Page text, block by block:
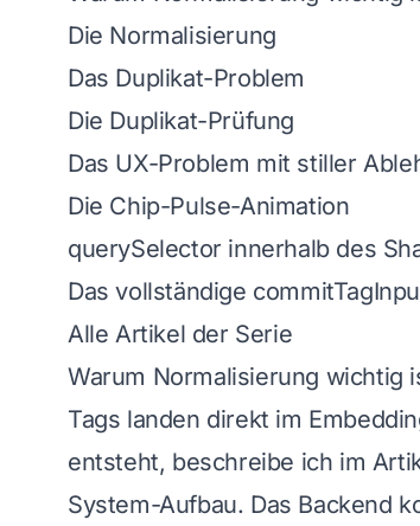
Die Normalisierung
Das Duplikat-Problem
Die Duplikat-Prüfung
Das UX-Problem mit stiller
Die Chip-Pulse-Animation
querySelector innerhalb des
Das vollständige
Alle Artikel der Serie
Warum Normalisierung wichtig
Tags landen direkt im
entsteht, beschreibe ich im
System-Aufbau. Das Backend